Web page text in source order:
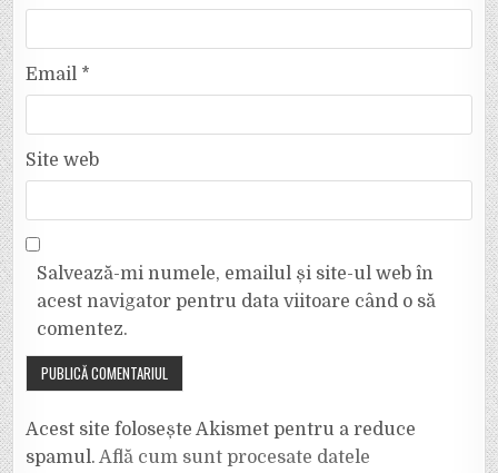
Email *
Site web
Salvează-mi numele, emailul și site-ul web în
acest navigator pentru data viitoare când o să
comentez.
Acest site folosește Akismet pentru a reduce
spamul. Află cum sunt procesate datele